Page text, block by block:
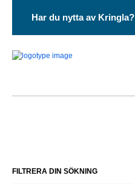
Har du nytta av Kringla?
FILTRERA DIN SÖKNING